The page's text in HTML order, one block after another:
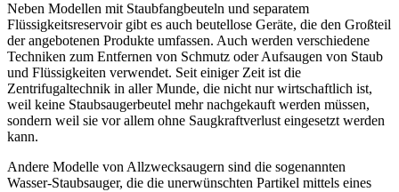
Neben Modellen mit Staubfangbeuteln und separatem
Flüssigkeitsreservoir gibt es auch beutellose Geräte, die den Großteil
der angebotenen Produkte umfassen. Auch werden verschiedene
Techniken zum Entfernen von Schmutz oder Aufsaugen von Staub
und Flüssigkeiten verwendet. Seit einiger Zeit ist die
Zentrifugaltechnik in aller Munde, die nicht nur wirtschaftlich ist,
weil keine Staubsaugerbeutel mehr nachgekauft werden müssen,
sondern weil sie vor allem ohne Saugkraftverlust eingesetzt werden
kann.
Andere Modelle von Allzwecksaugern sind die sogenannten
Wasser-Staubsauger, die die unerwünschten Partikel mittels eines